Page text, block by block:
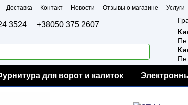
Доставка Контакт Новости Отзывы о магазине
Услуги
3524 +38050 375 2607
Пн
Пн
для ворот и калиток